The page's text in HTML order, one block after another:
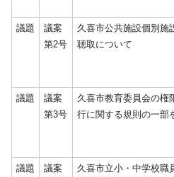
議題
議案
第2号
久喜市公共施設個別施
聴取について
議題
議案
第3号
久喜市教育委員会の権
行に関する規則の一部
議題
議案
久喜市立小・中学校職